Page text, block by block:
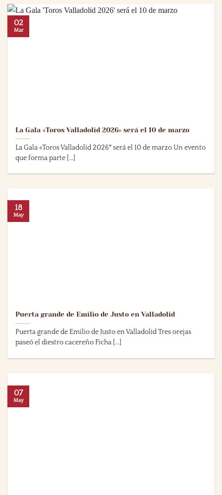
La Gala «Toros Valladolid 2026» será el 10 de marzo
La Gala «Toros Valladolid 2026″ será el 10 de marzo Un evento
que forma parte [...]
02
Mar
Puerta grande de Emilio de Justo en Valladolid
Puerta grande de Emilio de Justo en Valladolid Tres orejas
paseó el diestro cacereño Ficha [...]
18
May
07
May